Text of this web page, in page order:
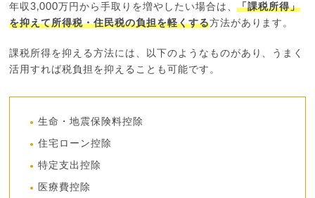
年収3,000万円から手取りを増やしたい場合は、「課税所得」
を抑えて所得税・住民税の負担を軽くする方法があります。
課税所得を抑える方法には、以下のようなものがあり、うまく
活用すれば税負担を抑えることも可能です。
生命・地震保険料控除
住宅ローン控除
特定支出控除
医療費控除